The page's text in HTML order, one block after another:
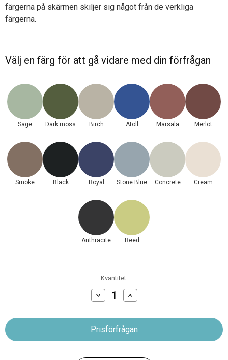
färgerna på skärmen skiljer sig något från de verkliga
färgerna.
Välj en färg för att gå vidare med din förfrågan
Sage Dark moss Birch Atoll Marsala Merlot
Smoke Black Royal Stone Blue Concrete Cream
Anthracite Reed
Kvantitet:
Minska
antalet
710
Öka
antalet
710